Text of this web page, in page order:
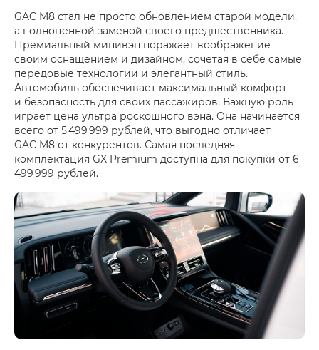
GAC M8 стал не просто обновлением старой модели,
а полноценной заменой своего предшественника.
Премиальный минивэн поражает воображение
своим оснащением и дизайном, сочетая в себе самые
передовые технологии и элегантный стиль.
Автомобиль обеспечивает максимальный комфорт
и безопасность для своих пассажиров. Важную роль
играет цена ультра роскошного вэна. Она начинается
всего от 5 499 999 рублей, что выгодно отличает
GAC M8 от конкурентов. Самая последняя
комплектация GX Premium доступна для покупки от 6
499 999 рублей.